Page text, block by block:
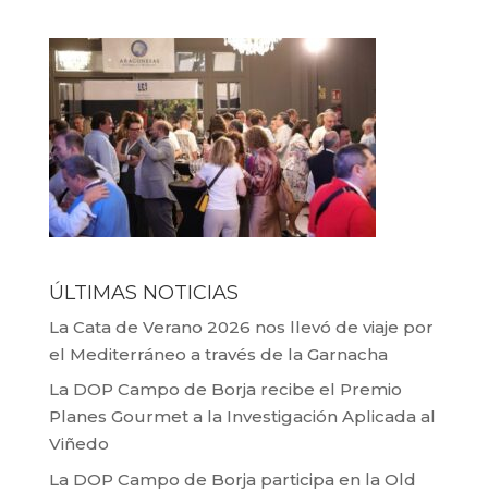
ÚLTIMAS NOTICIAS
La Cata de Verano 2026 nos llevó de viaje por
el Mediterráneo a través de la Garnacha
La DOP Campo de Borja recibe el Premio
Planes Gourmet a la Investigación Aplicada al
Viñedo
La DOP Campo de Borja participa en la Old